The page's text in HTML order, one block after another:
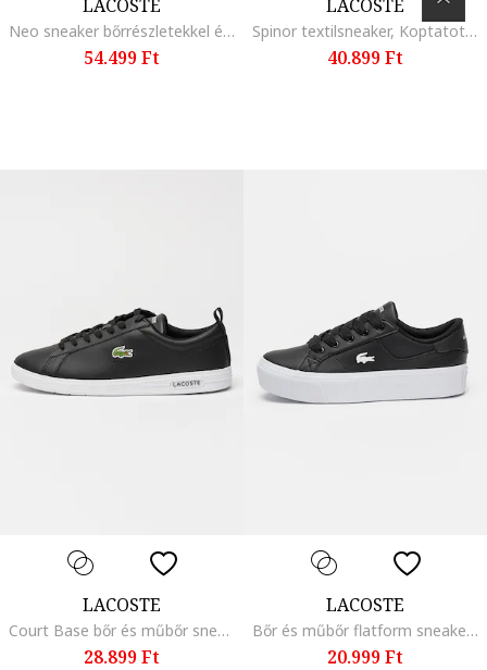
LACOSTE
Neo sneaker bőrrészletekkel és hálós anyagbetétekkel, Khaki/Tengerészkék
54.499 Ft
LACOSTE
Spinor textilsneaker, Koptatott fekete/Kék
40.899 Ft
LACOSTE
Court Base bőr és műbőr sneaker logós részlettel, Fekete
28.899 Ft
LACOSTE
Bőr és műbőr flatform sneaker, Fehér/Fekete
20.999 Ft